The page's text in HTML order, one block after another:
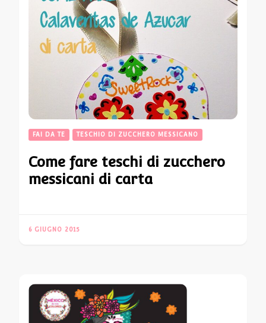
FAI DA TE TESCHIO DI ZUCCHERO MESSICANO
Come fare teschi di zucchero
messicani di carta
6 GIUGNO 2015